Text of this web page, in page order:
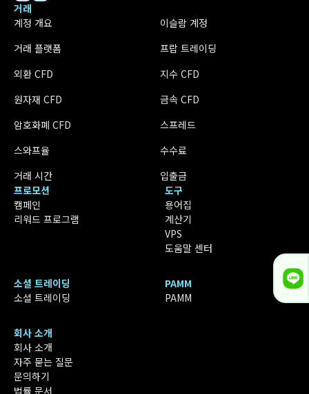
거래
계정 개요
이슬람 계정
거래 플랫폼
프랍 트레이딩
외환 CFD
지수 CFD
원자재 CFD
금속 CFD
암호화폐 CFD
스프레드
스와프율
수수료
거래 시간
입출금
프로모션
캠페인
리워드 프로그램
도구
용어집
계산기
VPS
도움말 센터
소셜 트레이딩
소셜 트레이딩
PAMM
PAMM
회사 소개
회사 소개
자주 묻는 질문
문의하기
법률 문서